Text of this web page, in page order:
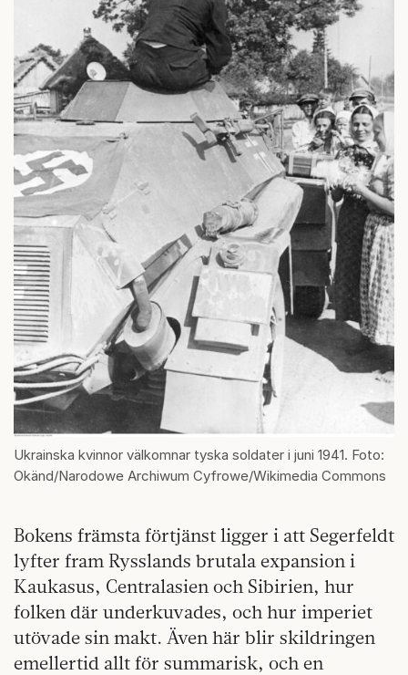
Ukrainska kvinnor välkomnar tyska soldater i juni 1941. Foto:
Okänd/Narodowe Archiwum Cyfrowe/Wikimedia Commons
Bokens främsta förtjänst ligger i att Segerfeldt
lyfter fram Rysslands brutala expansion i
Kaukasus, Centralasien och Sibirien, hur
folken där underkuvades, och hur imperiet
utövade sin makt. Även här blir skildringen
emellertid allt för summarisk, och en